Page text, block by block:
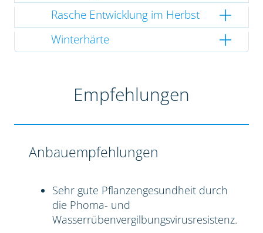
Rasche Entwicklung im Herbst
Winterhärte
Empfehlungen
Anbauempfehlungen
Sehr gute Pflanzengesundheit durch
die Phoma- und
Wasserrübenvergilbungsvirusresistenz.